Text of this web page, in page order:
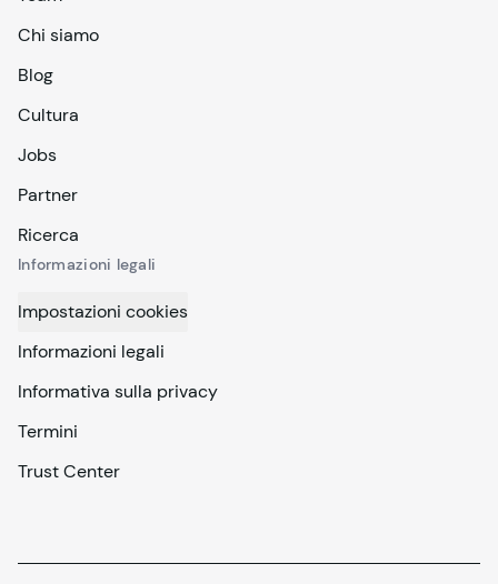
Chi siamo
Blog
Cultura
Jobs
Partner
Ricerca
Informazioni legali
Impostazioni cookies
Informazioni legali
Informativa sulla privacy
Termini
Trust Center